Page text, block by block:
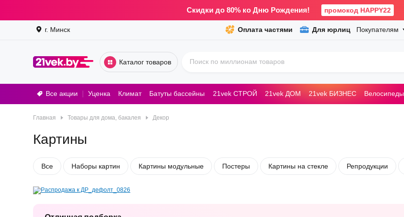
Скидки до 80% ко Дню Рождения! промокод HAPPY22
г. Минск Оплата частями Для юрлиц Покупателям
Каталог товаров
Все акции Уценка Климат Батуты бассейны 21vek СТРОЙ 21vek ДОМ 21vek БИЗНЕС Велосипеды
Декор
Товары для дома, бакалея
Главная
Картины
Все Наборы картин Картины модульные Постеры Картины на стекле Репродукции